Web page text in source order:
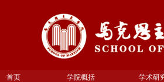
首页 学院概括 学术研